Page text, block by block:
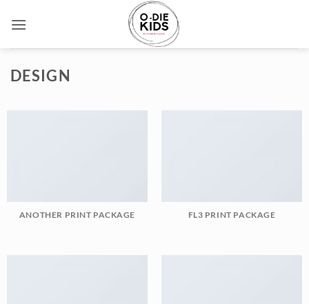
naar
DESIGN
ANOTHER PRINT PACKAGE FL3 PRINT PACKAGE